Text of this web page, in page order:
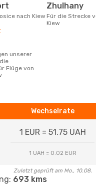
nach Kiew
Zhulhany
Für die Strecke von Kosice nach
Kiew
Flüge von
Wechselrate
1 EUR = 51.75 UAH
1 UAH = 0.02 EUR
Zuletzt geprüft am Mo., 10.08.
693 kms